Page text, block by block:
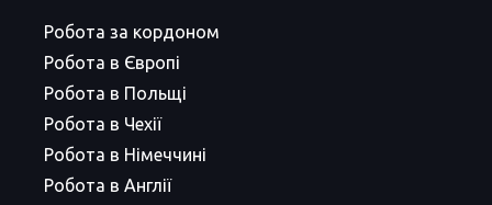
Робота за кордоном
Робота в Європі
Робота в Польщі
Робота в Чехії
Робота в Німеччині
Робота в Англії